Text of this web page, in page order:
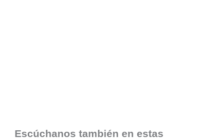
Escúchanos también en estas